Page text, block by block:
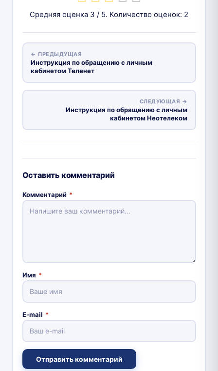
Средняя оценка 3 / 5. Количество оценок: 2
← ПРЕДЫДУЩАЯ
Инструкция по обращению с личным
кабинетом Теленет
СЛЕДУЮЩАЯ →
Инструкция по обращению с личным
кабинетом Неотелеком
Оставить комментарий
Комментарий *
Имя *
E-mail *
Отправить комментарий